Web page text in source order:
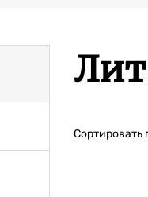
Сортировать